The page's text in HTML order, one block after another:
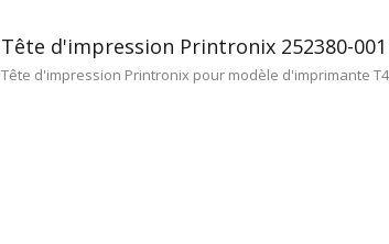
Tête d'impression Printronix 252380-001
Tête d'impression Printronix pour modèle d'imprimante